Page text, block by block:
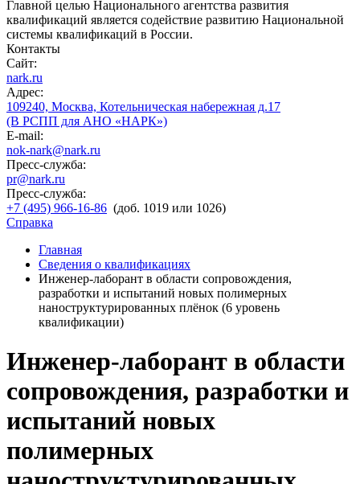
Главной целью Национального агентства развития
квалификаций является содействие развитию Национальной
системы квалификаций в России.
Контакты
Сайт:
nark.ru
Адрес:
109240, Москва, Котельническая набережная д.17
(В РСПП для АНО «НАРК»)
E-mail:
nok-nark@nark.ru
Пресс-служба:
pr@nark.ru
Пресс-служба:
+7 (495) 966-16-86 (доб. 1019 или 1026)
Справка
Главная
Сведения о квалификациях
Инженер-лаборант в области сопровождения,
разработки и испытаний новых полимерных
наноструктурированных плёнок (6 уровень
квалификации)
Инженер-лаборант в области
сопровождения, разработки и
испытаний новых
полимерных